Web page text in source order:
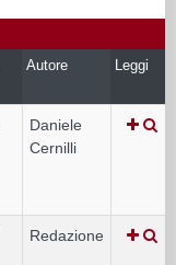
Autore Leggi
Daniele
Cernilli
Redazione